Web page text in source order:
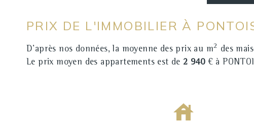
PRIX DE L'IMMOBILIER À
D'après nos données, la moyenne des prix au m2 des
Le prix moyen des appartements est de 2 940€ à